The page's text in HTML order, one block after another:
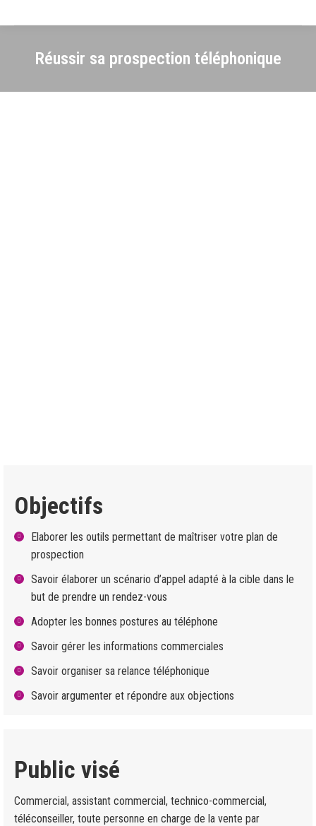
Réussir sa prospection téléphonique
Objectifs
Elaborer les outils permettant de maîtriser votre plan de
prospection
Savoir élaborer un scénario d’appel adapté à la cible dans le
but de prendre un rendez-vous
Adopter les bonnes postures au téléphone
Savoir gérer les informations commerciales
Savoir organiser sa relance téléphonique
Savoir argumenter et répondre aux objections
Public visé
Commercial, assistant commercial, technico-commercial,
téléconseiller, toute personne en charge de la vente par